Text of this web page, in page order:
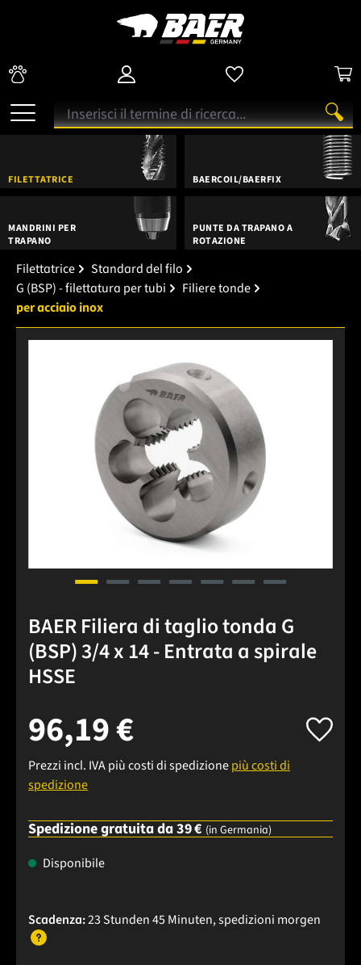
FILETTATRICE BAERCOIL/BAERFIX
MANDRINI PER
TRAPANO
PUNTE DA TRAPANO A
ROTAZIONE
Filettatrice
Standard del filo
G (BSP) - filettatura per tubi
Filiere tonde
per acciaio inox
BAER Filiera di taglio tonda G
(BSP) 3/4 x 14 - Entrata a spirale
HSSE
96,19 €
Prezzi incl. IVA più costi di spedizionepiù costi di
spedizione
Spedizione gratuita da 39 € (in Germania)
Disponibile
Scadenza:23 Stunden 45 Minuten, spedizioni morgen